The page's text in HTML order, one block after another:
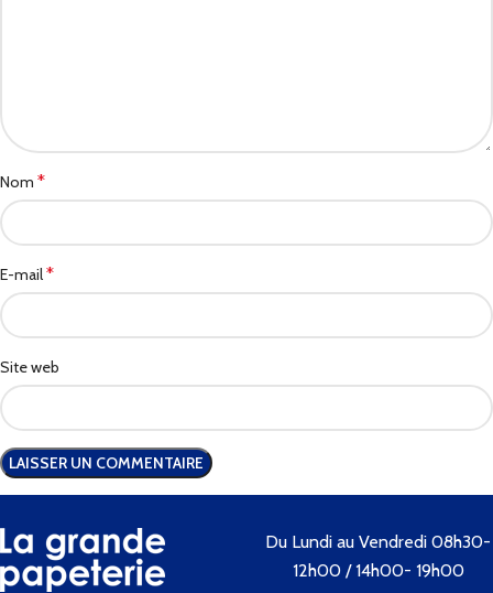
Nom *
E-mail*
Site web
Du Lundi au Vendredi 08h30-
12h00 / 14h00- 19h00